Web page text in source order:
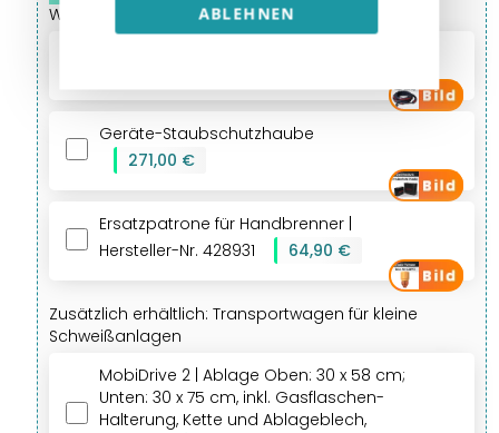
ABLEHNEN
Wählen Sie Ihr gewünschtes Zubehör aus:
Geräte-Staubschutzhaube
271,00 €
Ersatzpatrone für Handbrenner |
Hersteller-Nr. 428931
64,90 €
Zusätzlich erhältlich: Transportwagen für kleine
Schweißanlagen
MobiDrive 2 | Ablage Oben: 30 x 58 cm;
Unten: 30 x 75 cm, inkl. Gasflaschen-
Halterung, Kette und Ablageblech,